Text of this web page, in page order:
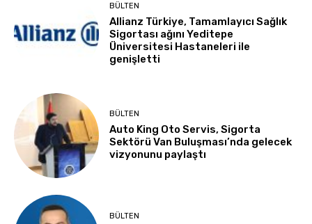
BÜLTEN
Allianz Türkiye, Tamamlayıcı Sağlık
Sigortası ağını Yeditepe
Üniversitesi Hastaneleri ile
genişletti
BÜLTEN
Auto King Oto Servis, Sigorta
Sektörü Van Buluşması’nda gelecek
vizyonunu paylaştı
BÜLTEN